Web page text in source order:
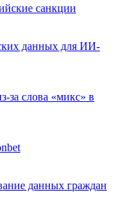
санкции
данных для ИИ-
за слова «микс» в
данных граждан